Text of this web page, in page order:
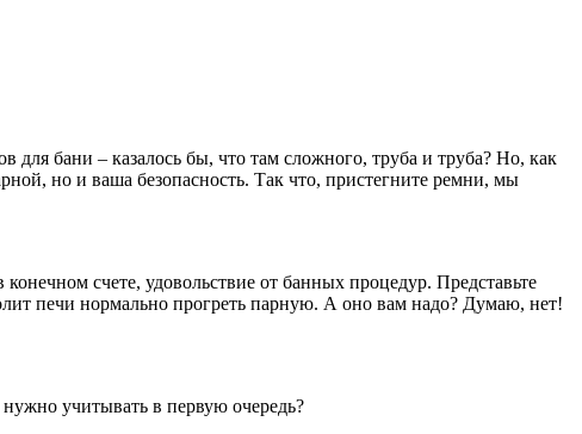
бани – казалось бы, что там сложного, труба и труба? Но, как
но и ваша безопасность. Так что, пристегните ремни, мы
счете, удовольствие от банных процедур. Представьте
печи нормально прогреть парную. А оно вам надо? Думаю, нет!
учитывать в первую очередь?